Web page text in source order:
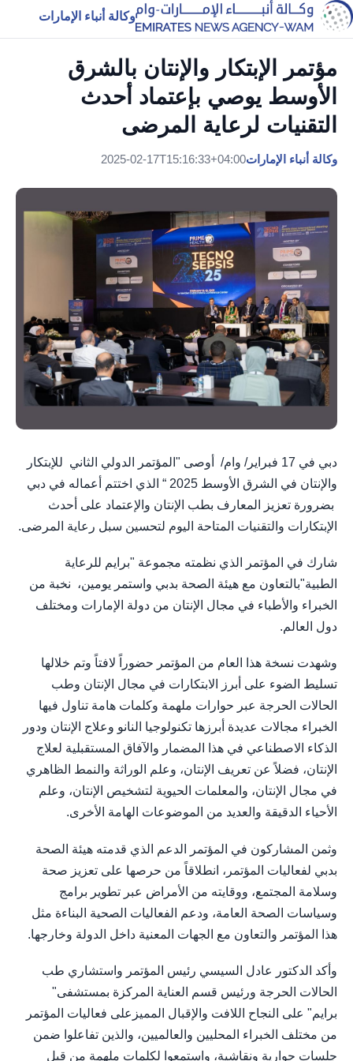
وكالة أنباء الإمارات
مؤتمر الإبتكار والإنتان بالشرق
الأوسط يوصي بإعتماد أحدث
التقنيات لرعاية المرضى
وكالة أنباء الإمارات2025-02-17T15:16:33+04:00
دبي في 17 فبراير/ وام/ أوصى "المؤتمر الدولي الثاني للإبتكار
والإنتان في الشرق الأوسط 2025 “ الذي اختتم أعماله في دبي
بضرورة تعزيز المعارف بطب الإنتان والإعتماد على أحدث
الإبتكارات والتقنيات المتاحة اليوم لتحسين سبل رعاية المرضى.
شارك في المؤتمر الذي نظمته مجموعة "برايم للرعاية
الطبية"بالتعاون مع هيئة الصحة بدبي واستمر يومين، نخبة من
الخبراء والأطباء في مجال الإنتان من دولة الإمارات ومختلف
دول العالم.
وشهدت نسخة هذا العام من المؤتمر حضوراً لافتاً وتم خلالها
تسليط الضوء على أبرز الابتكارات في مجال الإنتان وطب
الحالات الحرجة عبر حوارات ملهمة وكلمات هامة تناول فيها
الخبراء مجالات عديدة أبرزها تكنولوجيا النانو وعلاج الإنتان ودور
الذكاء الاصطناعي في هذا المضمار والآفاق المستقبلية لعلاج
الإنتان، فضلاً عن تعريف الإنتان، وعلم الوراثة والنمط الظاهري
في مجال الإنتان، والمعلمات الحيوية لتشخيص الإنتان، وعلم
الأحياء الدقيقة والعديد من الموضوعات الهامة الأخرى.
وثمن المشاركون في المؤتمر الدعم الذي قدمته هيئة الصحة
بدبي لفعاليات المؤتمر، انطلاقاً من حرصها على تعزيز صحة
وسلامة المجتمع، ووقايته من الأمراض عبر تطوير برامج
وسياسات الصحة العامة، ودعم الفعاليات الصحية البناءة مثل
هذا المؤتمر والتعاون مع الجهات المعنية داخل الدولة وخارجها.
وأكد الدكتور عادل السيسي رئيس المؤتمر واستشاري طب
الحالات الحرجة ورئيس قسم العناية المركزة بمستشفى"
برايم" على النجاح اللافت والإقبال المميزعلى فعاليات المؤتمر
من مختلف الخبراء المحليين والعالميين، والذين تفاعلوا ضمن
جلسات حوارية ونقاشية، واستمعوا لكلمات ملهمة من قبل